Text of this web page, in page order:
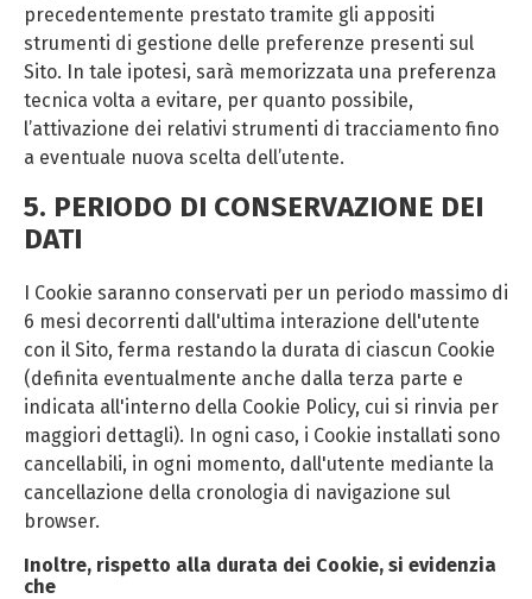
precedentemente prestato tramite gli appositi
strumenti di gestione delle preferenze presenti sul
Sito. In tale ipotesi, sarà memorizzata una preferenza
tecnica volta a evitare, per quanto possibile,
l’attivazione dei relativi strumenti di tracciamento fino
a eventuale nuova scelta dell’utente.
5. PERIODO DI CONSERVAZIONE DEI
DATI
I Cookie saranno conservati per un periodo massimo di
6 mesi decorrenti dall'ultima interazione dell'utente
con il Sito, ferma restando la durata di ciascun Cookie
(definita eventualmente anche dalla terza parte e
indicata all'interno della Cookie Policy, cui si rinvia per
maggiori dettagli). In ogni caso, i Cookie installati sono
cancellabili, in ogni momento, dall'utente mediante la
cancellazione della cronologia di navigazione sul
browser.
Inoltre, rispetto alla durata dei Cookie, si evidenzia
che